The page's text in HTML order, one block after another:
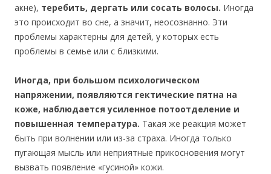
акне), теребить, дергать или сосать волосы. Иногда
это происходит во сне, а значит, неосознанно. Эти
проблемы характерны для детей, у которых есть
проблемы в семье или с близкими.
Иногда, при большом психологическом
напряжении, появляются гектические пятна на
коже, наблюдается усиленное потоотделение и
повышенная температура. Такая же реакция может
быть при волнении или из-за страха. Иногда только
пугающая мысль или неприятные прикосновения могут
вызвать появление «гусиной» кожи.